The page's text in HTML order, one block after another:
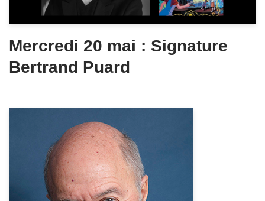
Mercredi 20 mai : Signature
Bertrand Puard